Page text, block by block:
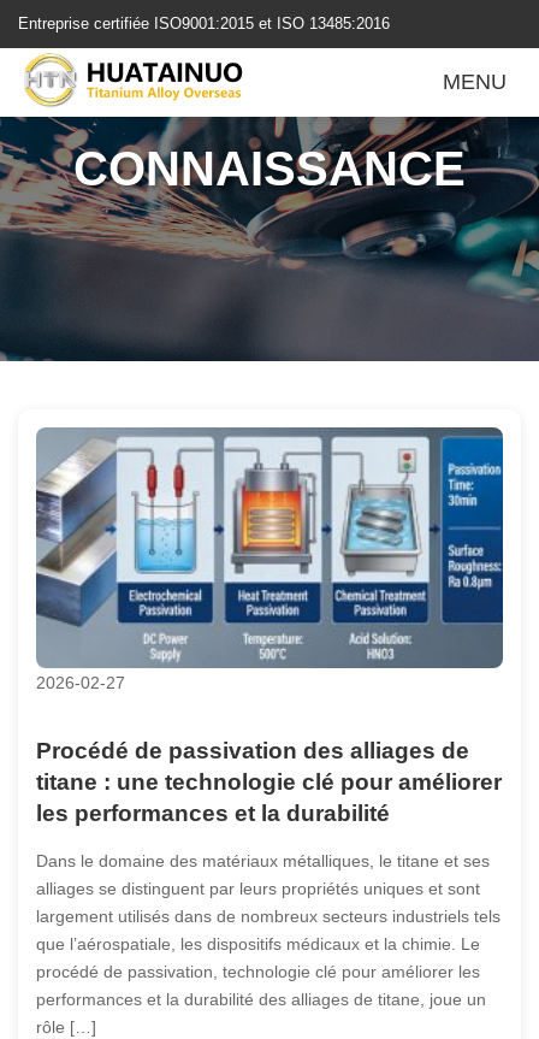
转
Entreprise certifiée ISO9001:2015 et ISO 13485:2016
MENU
CONNAISSANCE
2026-02-27
Procédé de passivation des alliages de
titane : une technologie clé pour améliorer
les performances et la durabilité
Dans le domaine des matériaux métalliques, le titane et ses
alliages se distinguent par leurs propriétés uniques et sont
largement utilisés dans de nombreux secteurs industriels tels
que l’aérospatiale, les dispositifs médicaux et la chimie. Le
procédé de passivation, technologie clé pour améliorer les
performances et la durabilité des alliages de titane, joue un
rôle […]